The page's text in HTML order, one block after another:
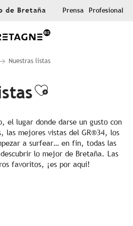
de Bretaña Prensa Profesional
Nuestras listas
Ajouter aux
el lugar donde darse un gusto con
las mejores vistas del GR®34, los
a surfear… en fin, todas las
lo mejor de Bretaña. Las
favoritos, ¡es por aquí!